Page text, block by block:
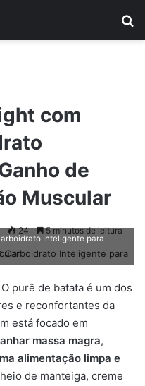
com
de
Muscular
24 5 minutos de leitura
Inteligente para
purê de batata é um dos
e reconfortantes da
está focado em
massa magra,
alimentação limpa e
de manteiga, creme